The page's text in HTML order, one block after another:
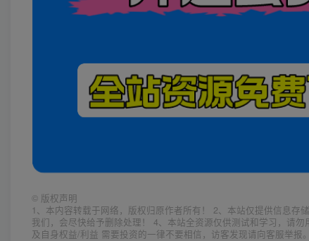
© 版权声明
1、本内容转载于网络，版权归原作者所有！ 2、本站仅提供信息
我们，会尽快给予删除处理！ 4、本站全资源仅供测试和学习，请
及自身权益/利益 需要投资的一律不要相信，访客发现请向客服举